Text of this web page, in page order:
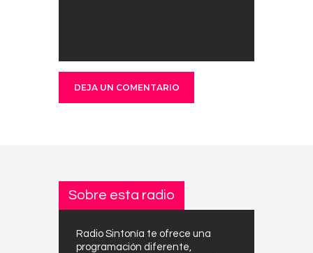
Sobre esta radio
Radio Sintonía te ofrece una
programación diferente,